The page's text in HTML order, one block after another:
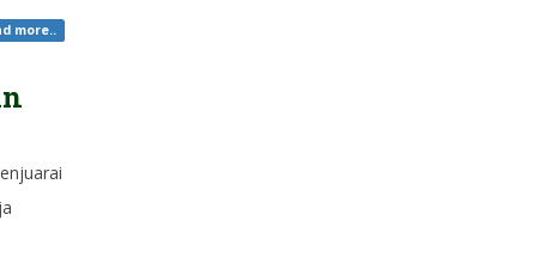
more..